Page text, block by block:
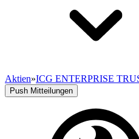
Aktien»ICG ENTERPRISE
Push Mitteilungen